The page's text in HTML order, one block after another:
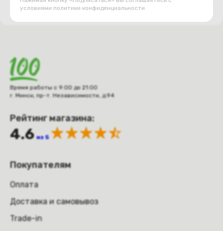
условиями политики конфиденциальности
Время работы с 9:00 до 21:00
г. Минск, пр-т. Независимости, д.94
Рейтинг магазина:
4.6 из 5
Покупателям
Оплата
Доставка и самовывоз
Trade-in